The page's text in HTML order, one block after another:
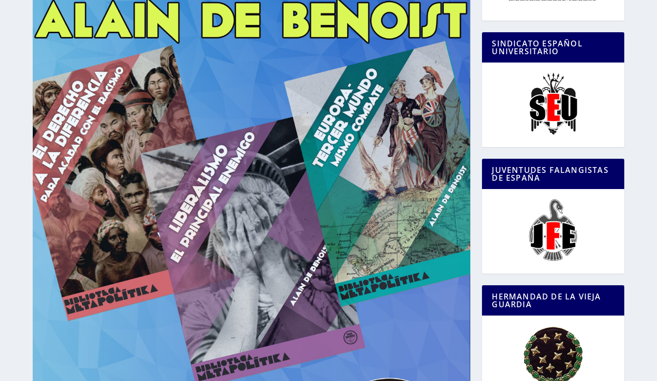
SINDICATO ESPAÑOL
UNIVERSITARIO
JUVENTUDES FALANGISTAS
DE ESPAÑA
HERMANDAD DE LA VIEJA
GUARDIA